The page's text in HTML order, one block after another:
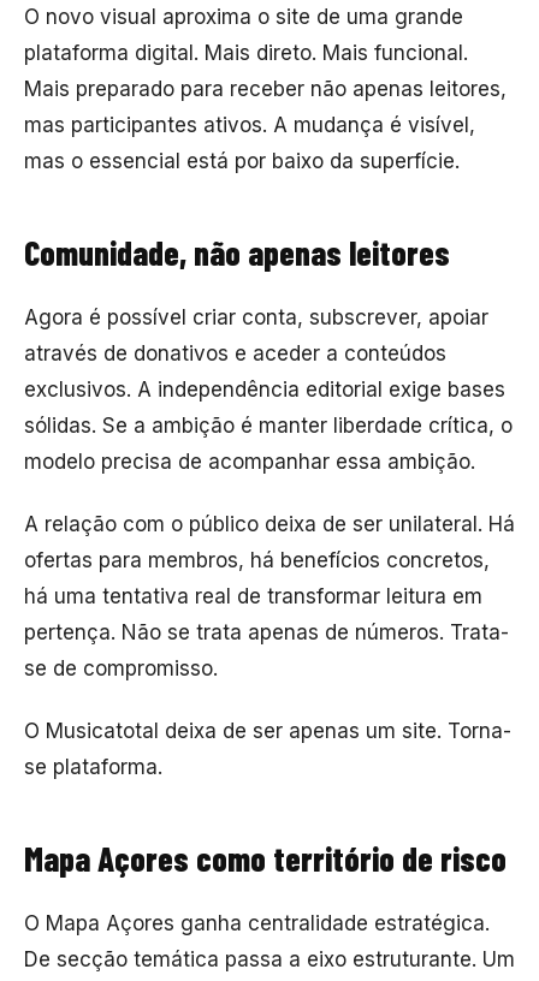
O novo visual aproxima o site de uma grande
plataforma digital. Mais direto. Mais funcional.
Mais preparado para receber não apenas leitores,
mas participantes ativos. A mudança é visível,
mas o essencial está por baixo da superfície.
Comunidade, não apenas leitores
Agora é possível criar conta, subscrever, apoiar
através de donativos e aceder a conteúdos
exclusivos. A independência editorial exige bases
sólidas. Se a ambição é manter liberdade crítica, o
modelo precisa de acompanhar essa ambição.
A relação com o público deixa de ser unilateral. Há
ofertas para membros, há benefícios concretos,
há uma tentativa real de transformar leitura em
pertença. Não se trata apenas de números. Trata-
se de compromisso.
O Musicatotal deixa de ser apenas um site. Torna-
se plataforma.
Mapa Açores como território de risco
O Mapa Açores ganha centralidade estratégica.
De secção temática passa a eixo estruturante. Um